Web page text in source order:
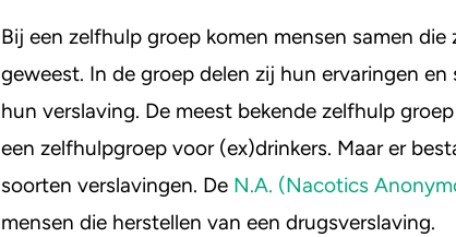
Bij een zelfhulp groep komen mensen samen
geweest. In de groep delen zij hun ervaringen
hun verslaving. De meest bekende zelfhulp
een zelfhulpgroep voor (ex)drinkers. Maar er
soorten verslavingen. De N.A. (Nacotics
mensen die herstellen van een drugsverslaving.